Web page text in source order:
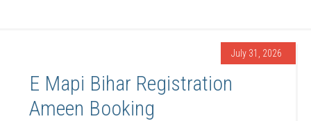
July 31, 2026
E Mapi Bihar Registration
Ameen Booking